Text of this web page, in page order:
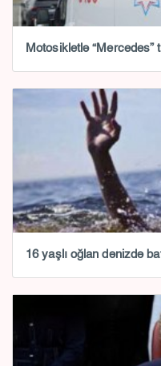
Motosikletlə “Mercedes”
16 yaşlı oğlan dənizdə